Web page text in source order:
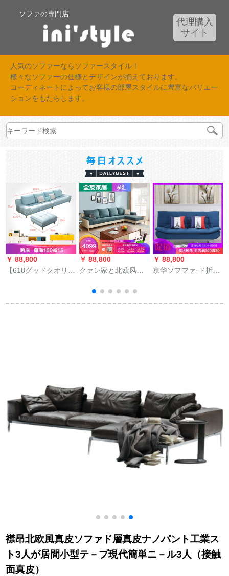
ソファの専門店
代理購入
サイト
人気のソファーならソファースタイル！
様々なソファーの仕様とデザインが揃えております。
コーディネートによってお客様の部屋スタイルに豊富なバリエー
ションをもたらします。
￥ 88,800
【618グッドクオリテ
のセトは、現代のシ
￥ 88,800
クァン家と北欧风皮
角ウォーカー収纳ソ
ファ小型リビングス
￥ 88,800
京华ソフファ·ド折ら
み式ソファ多机能1人
襟昂北欧風真皮ソファド層真皮ナノパント工業ス
ト3人が居間小型テ－プ現代簡単ニ－ル3人（接触
面真皮）